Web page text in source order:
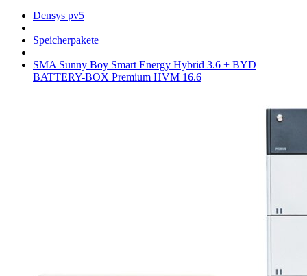
Densys pv5
Speicherpakete
SMA Sunny Boy Smart Energy Hybrid 3.6 + BYD
BATTERY-BOX Premium HVM 16.6